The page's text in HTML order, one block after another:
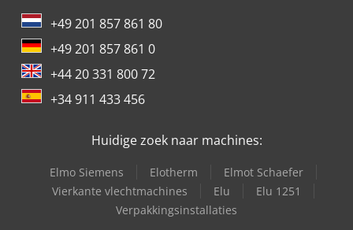
+49 201 857 861 80
+49 201 857 861 0
+44 20 331 800 72
+34 911 433 456
Huidige zoek naar machines:
Elmo Siemens Elotherm
Elmot Schaefer
Vierkante vlechtmachines
Elu
Elu 1251
Verpakkingsinstallaties